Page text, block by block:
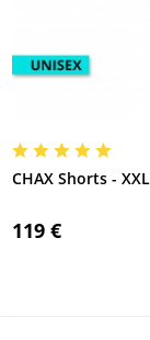
CHAX Shorts - XXL
119 €